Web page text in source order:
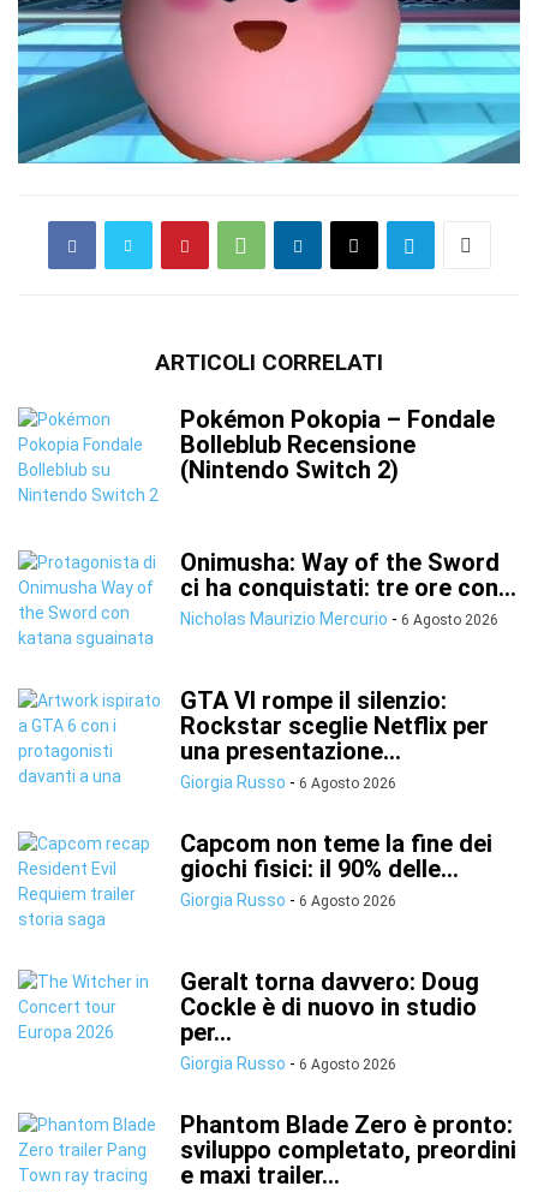
ARTICOLI CORRELATI
Pokémon Pokopia – Fondale
Bolleblub Recensione
(Nintendo Switch 2)
Onimusha: Way of the Sword
ci ha conquistati: tre ore con...
Nicholas Maurizio Mercurio - 6 Agosto 2026
GTA VI rompe il silenzio:
Rockstar sceglie Netflix per
una presentazione...
Giorgia Russo - 6 Agosto 2026
Capcom non teme la fine dei
giochi fisici: il 90% delle...
Giorgia Russo - 6 Agosto 2026
Geralt torna davvero: Doug
Cockle è di nuovo in studio
per...
Giorgia Russo - 6 Agosto 2026
Phantom Blade Zero è pronto:
sviluppo completato, preordini
e maxi trailer...